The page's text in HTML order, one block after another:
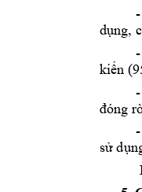
-
dụng,
-
kiến
đóng
-
sử